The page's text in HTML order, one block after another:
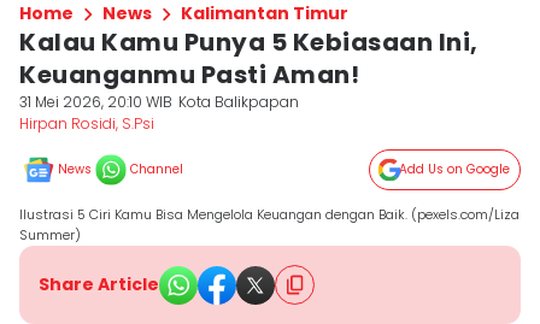
Home News Kalimantan Timur
Kalau Kamu Punya 5 Kebiasaan Ini,
Keuanganmu Pasti Aman!
31 Mei 2026, 20:10 WIB Kota Balikpapan
Hirpan Rosidi, S.Psi
News Channel Add Us on Google
Ilustrasi 5 Ciri Kamu Bisa Mengelola Keuangan dengan Baik. (pexels.com/Liza
Summer)
Share Article